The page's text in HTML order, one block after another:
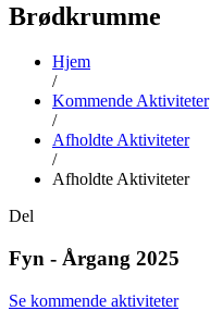
Brødkrumme
Hjem
/
Kommende Aktiviteter
/
Afholdte Aktiviteter
/
Afholdte Aktiviteter
Del
Fyn - Årgang 2025
Se kommende aktiviteter